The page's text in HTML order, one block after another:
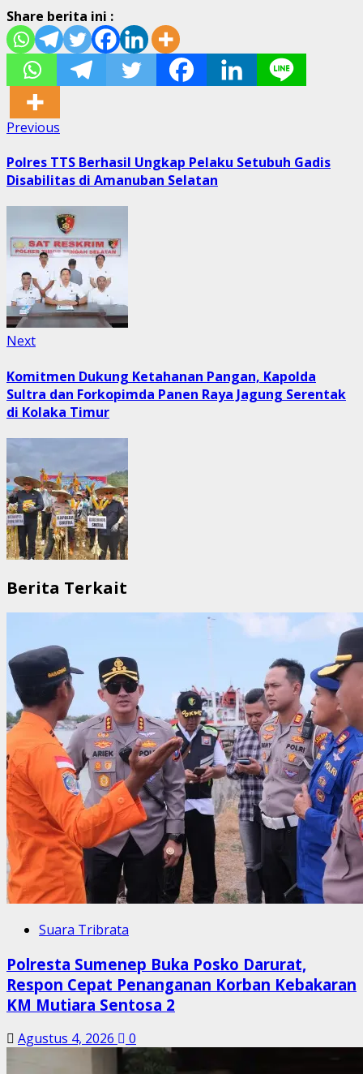
Share berita ini :
Post
navigation
Previous
Polres TTS Berhasil Ungkap Pelaku Setubuh Gadis
Disabilitas di Amanuban Selatan
NextNext
Komitmen Dukung Ketahanan Pangan, Kapolda
Sultra dan Forkopimda Panen Raya Jagung Serentak
di Kolaka Timur
Berita Terkait
Suara Tribrata
Polresta Sumenep Buka Posko Darurat,
Respon Cepat Penanganan Korban Kebakaran
KM Mutiara Sentosa 2
Agustus 4, 2026 0